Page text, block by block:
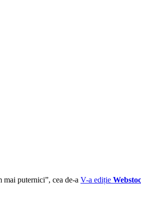
puternici”, cea de-a V-a ediție